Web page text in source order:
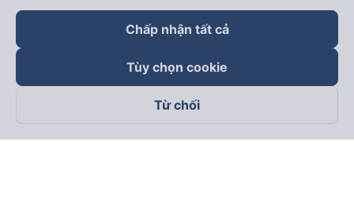
Theo dõi chúng tôi trên
Chấp nhận tất cả
Tùy chọn cookie
Từ chối